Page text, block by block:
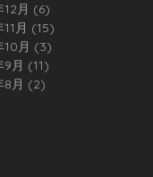
月 (6)
月 (15)
月 (3)
月 (11)
月 (2)